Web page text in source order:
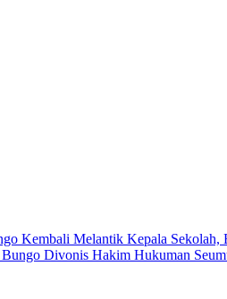
Kembali Melantik Kepala Sekolah,
Divonis Hakim Hukuman